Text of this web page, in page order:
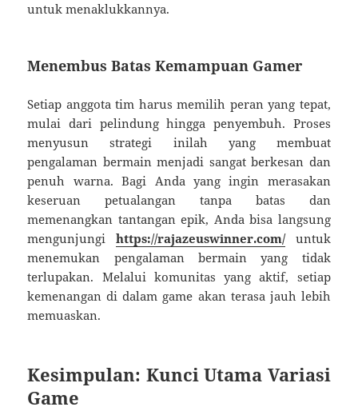
untuk menaklukkannya.
Menembus Batas Kemampuan Gamer
Setiap anggota tim harus memilih peran yang tepat,
mulai dari pelindung hingga penyembuh. Proses
menyusun strategi inilah yang membuat
pengalaman bermain menjadi sangat berkesan dan
penuh warna. Bagi Anda yang ingin merasakan
keseruan petualangan tanpa batas dan
memenangkan tantangan epik, Anda bisa langsung
mengunjungi https://rajazeuswinner.com/
untuk
menemukan pengalaman bermain yang tidak
terlupakan. Melalui komunitas yang aktif, setiap
kemenangan di dalam game akan terasa jauh lebih
memuaskan.
Kesimpulan: Kunci Utama Variasi
Game